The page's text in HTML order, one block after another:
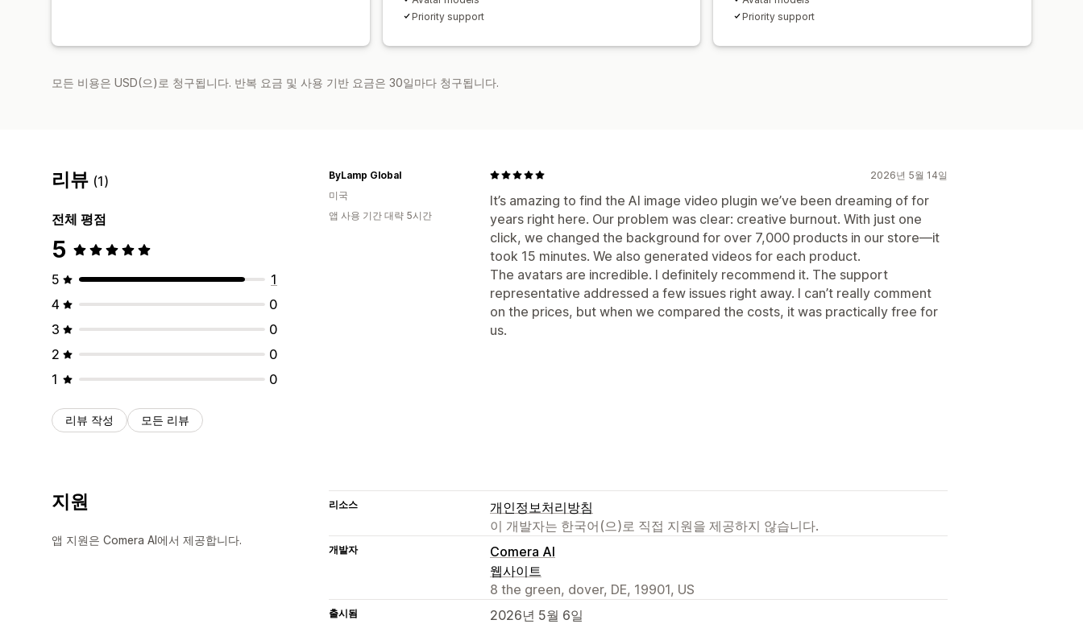
Priority support
Priority support
모든 비용은 USD(으)로 청구됩니다. 반복 요금 및 사용 기반 요금은 30일마다 청구됩니다.
리뷰 (1)
전체 평점
5
5
1
4
0
3
0
2
0
1
0
리뷰 작성 모든 리뷰
2026년 5월 14일
It’s amazing to find the AI image video plugin we’ve been dreaming of for
years right here. Our problem was clear: creative burnout. With just one
click, we changed the background for over 7,000 products in our store—it
took 15 minutes. We also generated videos for each product.
The avatars are incredible. I definitely recommend it. The support
representative addressed a few issues right away. I can’t really comment
on the prices, but when we compared the costs, it was practically free for
us.
ByLamp Global
미국
앱 사용 기간 대략 5시간
지원
앱 지원은 Comera AI에서 제공합니다.
리소스
개인정보처리방침
이 개발자는 한국어(으)로 직접 지원을 제공하지 않습니다.
개발자
Comera AI
웹사이트
8 the green, dover, DE, 19901, US
출시됨 2026년 5월 6일